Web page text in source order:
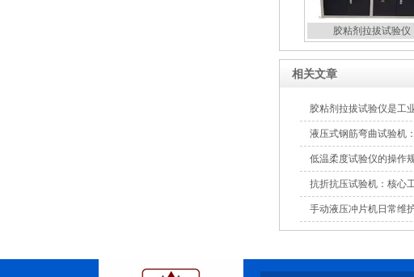
胶粘剂拉拔试验仪
相关文章
胶粘剂拉拔试验仪是工
液压式钢筋弯曲试验机
低温柔度试验仪的操作
抗折抗压试验机：核心
手动液压冲片机日常维